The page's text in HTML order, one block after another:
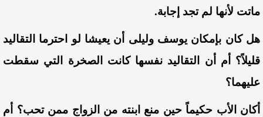
ماتت لأنها لم تجد إجابة.
هل كان بإمكان يوسف وليلى أن يعيشا لو احترما التقاليد
قليلاً؟ أم أن التقاليد نفسها كانت الصخرة التي سقطت
عليهما؟
أكان الأب حكيماً حين منع ابنته من الزواج ممن تحب؟ أم